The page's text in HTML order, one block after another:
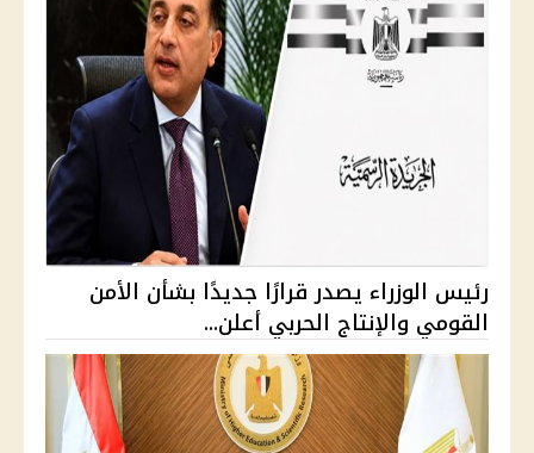
رئيس الوزراء يصدر قرارًا جديدًا بشأن الأمن
القومي والإنتاج الحربي أعلن...